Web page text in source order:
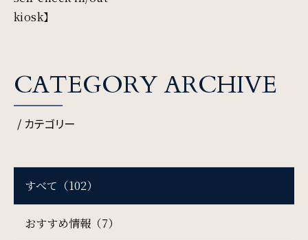
アクセス
周辺観光
Gallery
One Harmony
会員プログラム「One Harmony」
kiosk】
CATEGORY ARCHIVE
/ カテゴリー
すべて（102）
おすすめ情報（7）